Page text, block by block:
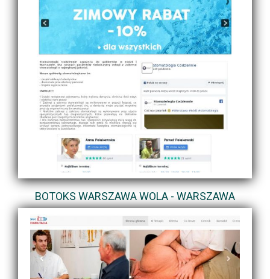
BOTOKS WARSZAWA WOLA - WARSZAWA